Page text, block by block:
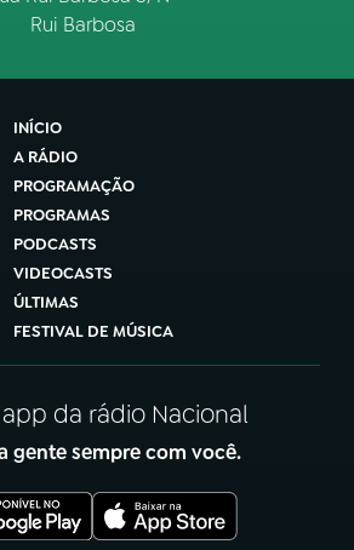
Rui Barbosa
INÍCIO
A RÁDIO
PROGRAMAÇÃO
PROGRAMAS
PODCASTS
VIDEOCASTS
ÚLTIMAS
FESTIVAL DE MÚSICA
app da rádio Nacional
gente sempre com você.